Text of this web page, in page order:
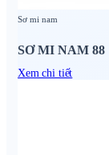
Sơ mi nam
SƠ MI NAM 88
Xem chi tiết